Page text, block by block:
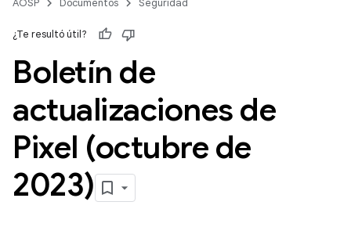
AOSP Documentos Seguridad
¿Te resultó útil?
Boletín de
actualizaciones de
Pixel (octubre de
2023)